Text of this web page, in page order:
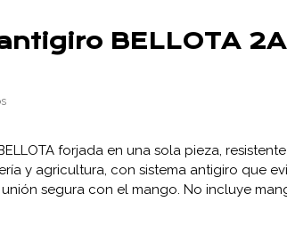
BELLOTA 2A
forjada en una sola pieza,
y agricultura, con sistema antigiro que
segura con el mango. No incluye